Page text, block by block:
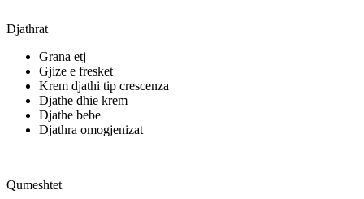
Djathrat
Grana etj
Gjize e fresket
Krem djathi tip crescenza
Djathe dhie krem
Djathe bebe
Djathra omogjenizat
Qumeshtet